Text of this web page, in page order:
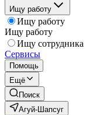
Ищу работу
Ищу работу
Ищу работу
Ищу сотрудника
Сервисы
Помощь
Ещё
Поиск
Агуй-Шапсуг